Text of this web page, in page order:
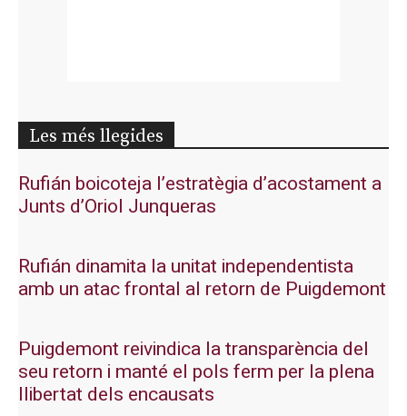
Les més llegides
Rufián boicoteja l’estratègia d’acostament a
Junts d’Oriol Junqueras
Rufián dinamita la unitat independentista
amb un atac frontal al retorn de Puigdemont
Puigdemont reivindica la transparència del
seu retorn i manté el pols ferm per la plena
llibertat dels encausats